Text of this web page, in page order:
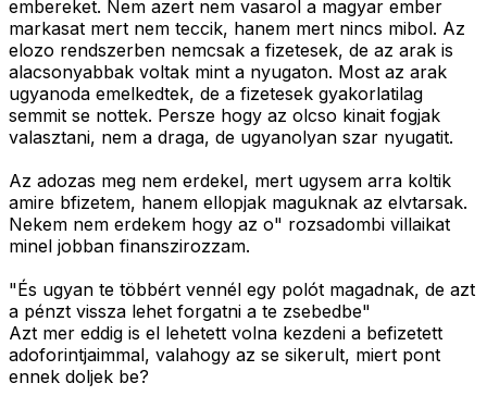
embereket. Nem azert nem vasarol a magyar ember
markasat mert nem teccik, hanem mert nincs mibol. Az
elozo rendszerben nemcsak a fizetesek, de az arak is
alacsonyabbak voltak mint a nyugaton. Most az arak
ugyanoda emelkedtek, de a fizetesek gyakorlatilag
semmit se nottek. Persze hogy az olcso kinait fogjak
valasztani, nem a draga, de ugyanolyan szar nyugatit.
Az adozas meg nem erdekel, mert ugysem arra koltik
amire bfizetem, hanem ellopjak maguknak az elvtarsak.
Nekem nem erdekem hogy az o" rozsadombi villaikat
minel jobban finanszirozzam.
"És ugyan te többért vennél egy polót magadnak, de azt
a pénzt vissza lehet forgatni a te zsebedbe"
Azt mer eddig is el lehetett volna kezdeni a befizetett
adoforintjaimmal, valahogy az se sikerult, miert pont
ennek doljek be?